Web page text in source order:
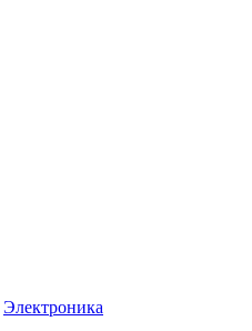
Электроника